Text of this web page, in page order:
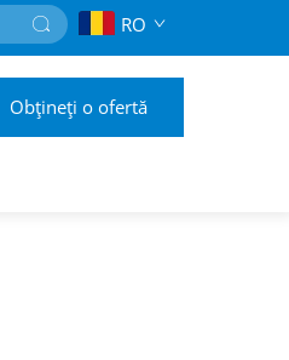
RO
Obțineți o ofertă